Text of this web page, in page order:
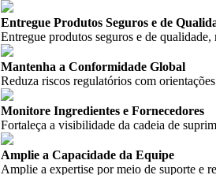
Entregue Produtos Seguros e de
Entregue produtos seguros e de
Mantenha a Conformidade Global
Reduza riscos regulatórios com
Monitore Ingredientes e Fornecedores
Fortaleça a visibilidade da cadeia de
Amplie a Capacidade da Equipe
Amplie a expertise por meio de suporte e